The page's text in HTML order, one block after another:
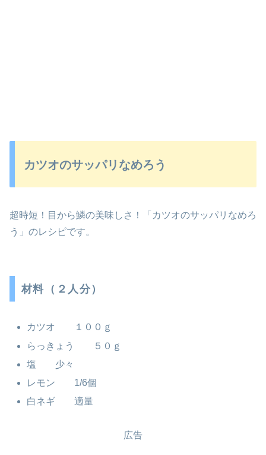
カツオのサッパリなめろう
超時短！目から鱗の美味しさ！「カツオのサッパリなめろ
う」のレシピです。
材料（２人分）
カツオ １００ｇ
らっきょう ５０ｇ
塩 少々
レモン 1/6個
白ネギ 適量
広告